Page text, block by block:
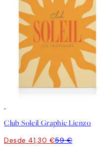
Club Soleil Graphic Lienzo
Desde 41,30 €59 €